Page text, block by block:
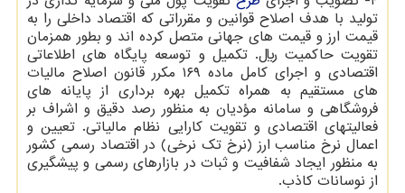
تولید با هدف اصلاح قوانین و مقرراتی که اقتصاد داخلی را به
قیمت ارز و قیمت های جهانی متصل کرده اند و بطور همزمان
تقویت حاکمیت ریال. تکمیل و توسعه پایگاه های اطلاعاتی
اقتصادی و اجرای کامل ماده ۱۶۹ مکرر قانون اصلاح مالیات
های مستقیم به همراه تکمیل بهره برداری از پایانه های
فروشگاهی و سامانه مؤدیان به منظور رصد دقیق و اشراف بر
فعالیتهای اقتصادی و تقویت کارایی نظام مالیاتی. تعیین و
اعمال نرخ مناسب ارز (نرخ تک نرخی) در اقتصاد رسمی کشور
به منظور ایجاد شفافیت و ثبات در بازارهای رسمی و پیشگیری
از نوسانات کاذب.